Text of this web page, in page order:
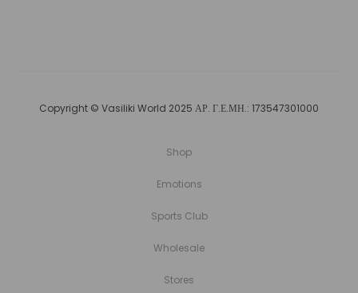
Copyright © Vasiliki World 2025 ΑΡ. Γ.Ε.ΜΗ.: 173547301000
Shop
Emotions
Sports Club
Wholesale
Stores